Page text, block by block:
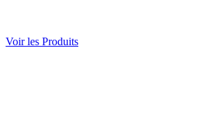
Voir les Produits